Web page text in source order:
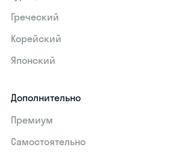
Греческий
Корейский
Японский
Дополнительно
Премиум
Самостоятельно